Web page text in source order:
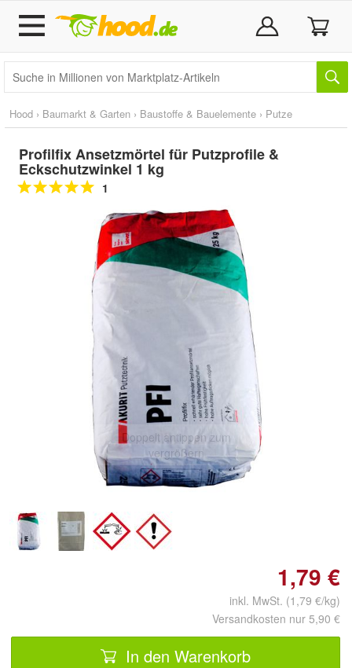
Hood › Baumarkt & Garten › Baustoffe & Bauelemente › Putze
Profilfix Ansetzmörtel für Putzprofile &
Eckschutzwinkel 1 kg
1
Doppelt antippen zum
vergrößern
1,79 €
inkl. MwSt. (1,79 €/kg)
Versandkosten nur 5,90 €
In den Warenkorb